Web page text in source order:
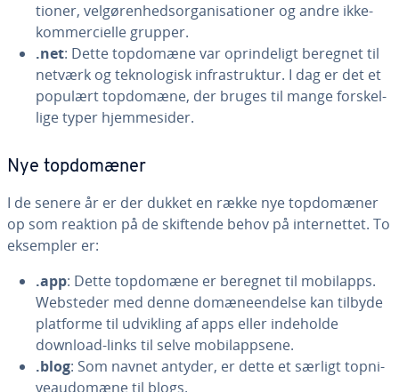
tio­ner, vel­gø­ren­heds­or­ga­ni­sa­tio­ner og andre ikke-
kom­merci­el­le grupper.
.net: Dette topdomæne var op­rin­de­ligt beregnet til
netværk og tek­no­lo­gisk in­fra­struk­tur. I dag er det et
populært topdomæne, der bruges til mange for­skel­
li­ge typer hjem­mesi­der.
Nye top­do­mæ­ner
I de senere år er der dukket en række nye top­do­mæ­ner
op som reaktion på de skiftende behov på in­ter­net­tet. To
eksempler er:
.app: Dette topdomæne er beregnet til mobilapps.
Websteder med denne do­mæ­ne­en­del­se kan tilbyde
platforme til udvikling af apps eller indeholde
download-links til selve mo­bilap­pse­ne.
.blog: Som navnet antyder, er dette et særligt top­ni­
veau­do­mæ­ne til blogs.